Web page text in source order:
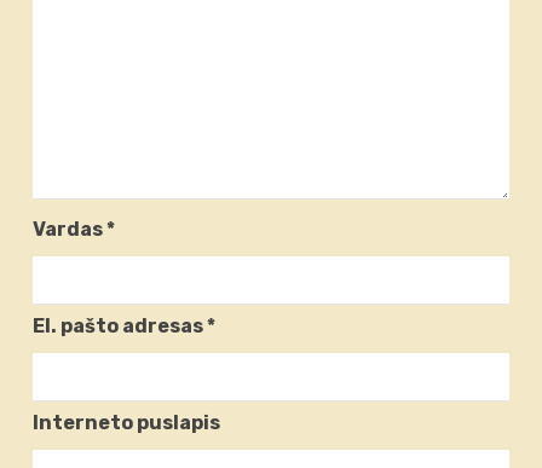
Vardas*
El. pašto adresas*
Interneto puslapis